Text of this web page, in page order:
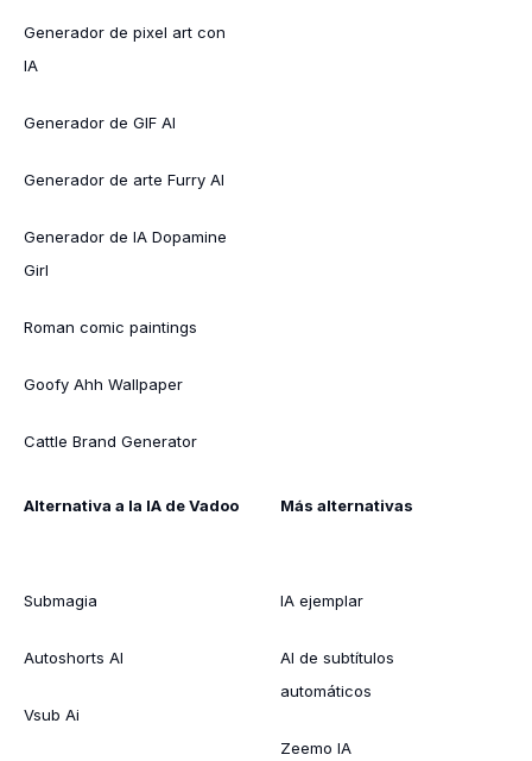
Generador de pixel art con
IA
Generador de GIF AI
Generador de arte Furry AI
Generador de IA Dopamine
Girl
Roman comic paintings
Goofy Ahh Wallpaper
Cattle Brand Generator
Alternativa a la IA de Vadoo
Submagia
Autoshorts AI
Vsub Ai
Más alternativas
IA ejemplar
AI de subtítulos
automáticos
Zeemo IA